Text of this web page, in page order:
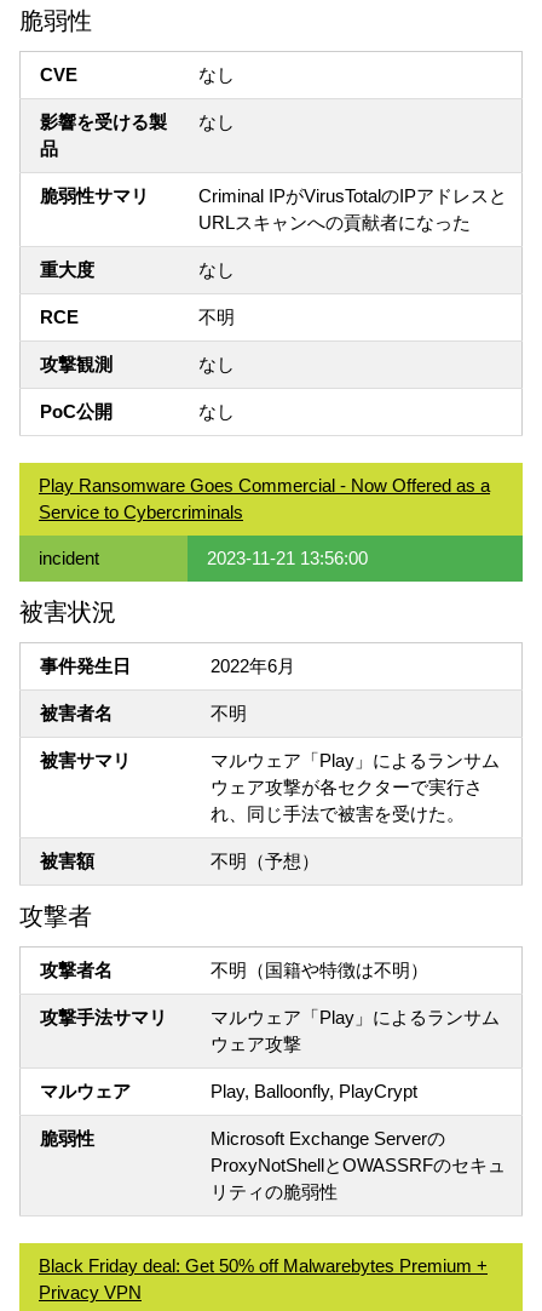
脆弱性
CVE なし
影響を受ける製
品
なし
脆弱性サマリ
Criminal IPがVirusTotalのIPアドレスと
URLスキャンへの貢献者になった
重大度 なし
RCE 不明
攻撃観測 なし
PoC公開 なし
Play Ransomware Goes Commercial - Now Offered as a
Service to Cybercriminals
incident 2023-11-21 13:56:00
被害状況
事件発生日 2022年6月
被害者名 不明
被害サマリ
マルウェア「Play」によるランサム
ウェア攻撃が各セクターで実行さ
れ、同じ手法で被害を受けた。
被害額 不明（予想）
攻撃者
攻撃者名 不明（国籍や特徴は不明）
攻撃手法サマリ
マルウェア「Play」によるランサム
ウェア攻撃
マルウェア Play, Balloonfly, PlayCrypt
脆弱性
Microsoft Exchange Serverの
ProxyNotShellとOWASSRFのセキュ
リティの脆弱性
Black Friday deal: Get 50% off Malwarebytes Premium +
Privacy VPN